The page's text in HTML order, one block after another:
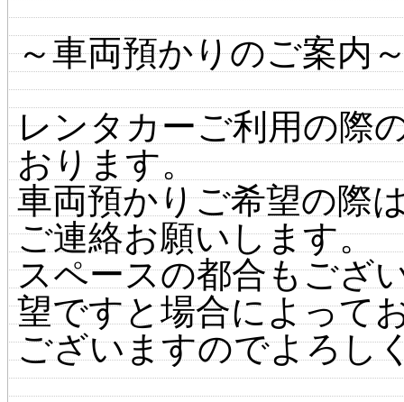
～車両預かりのご案内
レンタカーご利用の際
おります。
車両預かりご希望の際
ご連絡お願いします。
スペースの都合もござ
望ですと場合によって
ございますのでよろし